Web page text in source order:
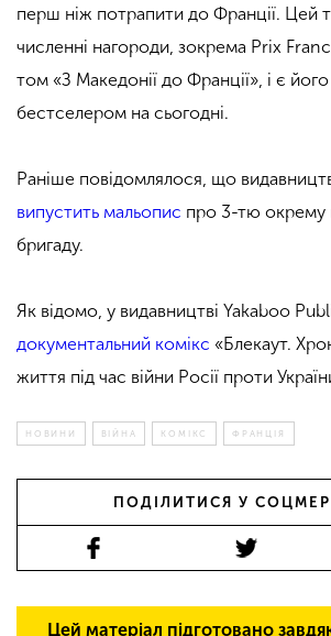
перш ніж потрапити до Франції. Цей
численні нагороди, зокрема Prix
том «З Македонії до Франції», і є
бестселером на сьогодні.
Раніше повідомлялося, що
випустить мальопис про 3-тю окрему
бригаду.
Як відомо, у видавництві Yakaboo
документальний комікс «Блекаут.
життя під час війни Росії проти
НОВИНИ ВІЙНА КОМІКС ФРАНЦІЯ
ПОДІЛИТИСЯ У
Цей матеріал підготовано